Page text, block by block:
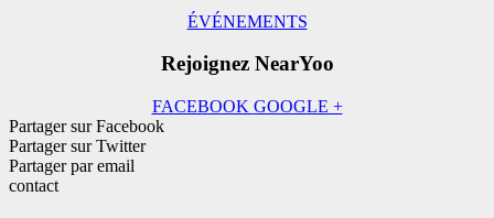
ÉVÉNEMENTS
Rejoignez NearYoo
FACEBOOK GOOGLE +
Partager sur Facebook
Partager sur Twitter
Partager par email
contact